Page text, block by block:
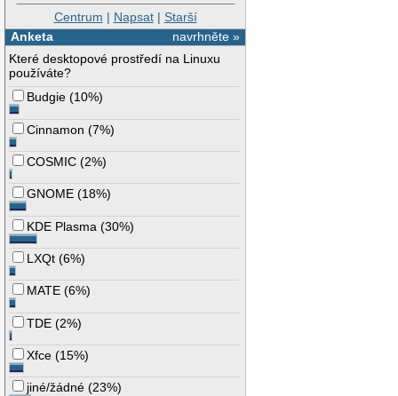
Centrum | Napsat| Starší
navrhněte »
Anketa
Které desktopové prostředí na Linuxu
používáte?
Budgie (10%)
Cinnamon (7%)
COSMIC (2%)
GNOME (18%)
KDE Plasma (30%)
LXQt (6%)
MATE (6%)
TDE (2%)
Xfce (15%)
jiné/žádné (23%)